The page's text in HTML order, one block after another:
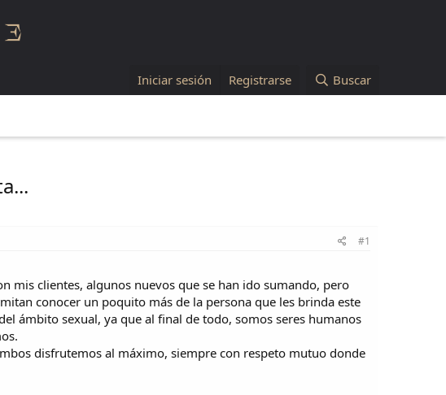
Iniciar sesión Registrarse Buscar
#1
mis clientes, algunos nuevos que se han ido sumando, pero
conocer un poquito más de la persona que les brinda este
ámbito sexual, ya que al final de todo, somos seres humanos
disfrutemos al máximo, siempre con respeto mutuo donde